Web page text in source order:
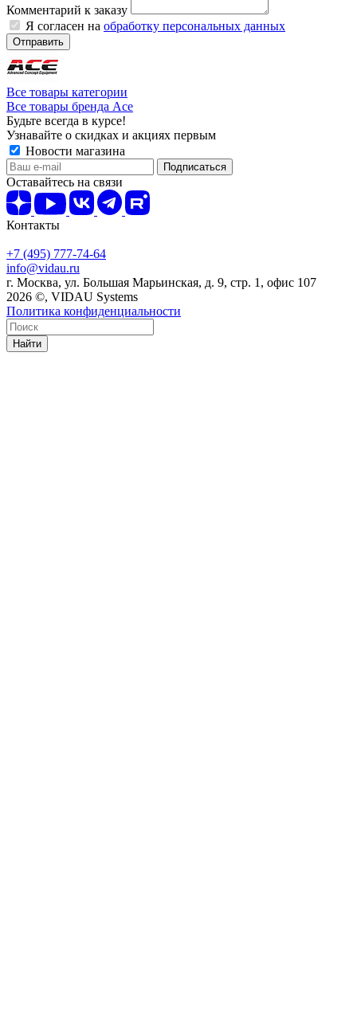
Комментарий к заказу
Я согласен на обработку персональных данных
Отправить
Все товары категории
Все товары бренда Ace
Будьте всегда в курсе!
Узнавайте о скидках и акциях первым
Новости магазина
Оставайтесь на связи
Контакты
+7 (495) 777-74-64
info@vidau.ru
г. Москва, ул. Большая Марьинская, д. 9, стр. 1, офис 107
2026 ©, VIDAU Systems
Политика конфиденциальности
Найти